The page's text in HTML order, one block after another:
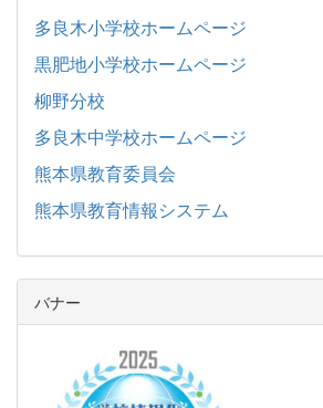
多良木小学校ホームページ
黒肥地小学校ホームページ
柳野分校
多良木中学校ホームページ
熊本県教育委員会
熊本県教育情報システム
バナー